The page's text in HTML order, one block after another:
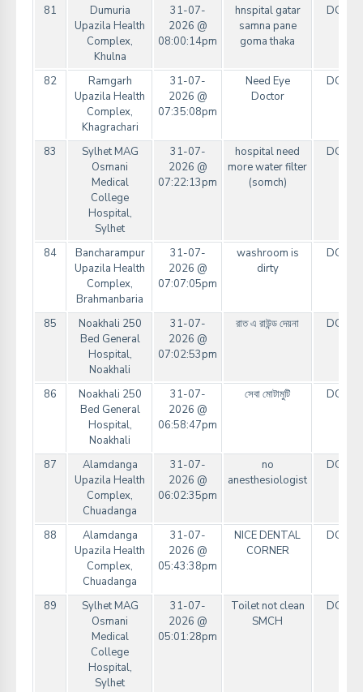
81
Dumuria
Upazila Health
Complex,
Khulna
31-07-
2026 @
08:00:14pm
hnspital gatar
samna pane
goma thaka
DGHS
82
Ramgarh
Upazila Health
Complex,
Khagrachari
31-07-
2026 @
07:35:08pm
Need Eye
Doctor
DGHS
83
Sylhet MAG
Osmani
Medical
College
Hospital,
Sylhet
31-07-
2026 @
07:22:13pm
hospital need
more water filter
(somch)
DGHS
84
Bancharampur
Upazila Health
Complex,
Brahmanbaria
31-07-
2026 @
07:07:05pm
washroom is
dirty
DGHS
85
Noakhali 250
Bed General
Hospital,
Noakhali
31-07-
2026 @
07:02:53pm
রাত এ রাউন্ড দেয়না DGHS
86
Noakhali 250
Bed General
Hospital,
Noakhali
31-07-
2026 @
06:58:47pm
সেবা মোটামুটি DGHS
87
Alamdanga
Upazila Health
Complex,
Chuadanga
31-07-
2026 @
06:02:35pm
no
anesthesiologist
DGHS
88
Alamdanga
Upazila Health
Complex,
Chuadanga
31-07-
2026 @
05:43:38pm
NICE DENTAL
CORNER
DGHS
89
Sylhet MAG
Osmani
Medical
College
Hospital,
Sylhet
31-07-
2026 @
05:01:28pm
Toilet not clean
SMCH
DGHS